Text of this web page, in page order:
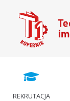
REKRUTACJA